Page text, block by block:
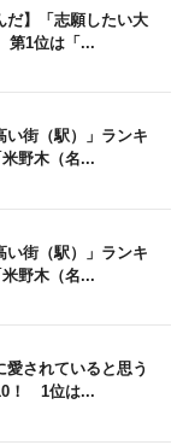
だ】「志願したい大
第1位は「...
い街（駅）」ランキ
野木（名...
い街（駅）」ランキ
野木（名...
愛されていると思う
！ 1位は...